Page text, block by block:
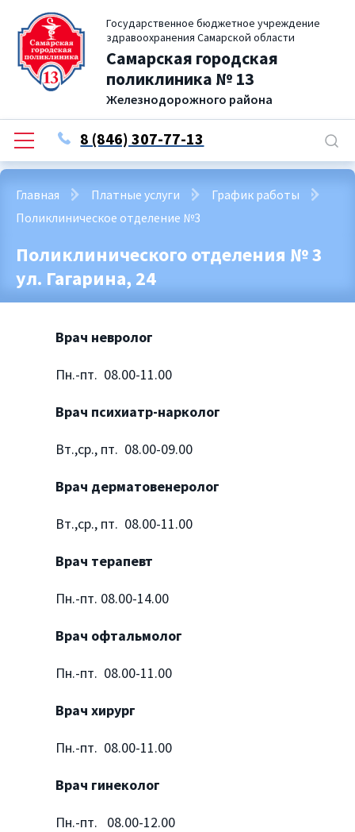
Государственное бюджетное учреждение
здравоохранения Самарской области
Самарская городская
поликлиника № 13
Железнодорожного района
8 (846) 307-77-13
Главная Платные услуги
График работы
Поликлиническое отделение №3
Поликлинического отделения № 3
ул. Гагарина, 24
Врач невролог
Пн.-пт. 08.00-11.00
Врач психиатр-нарколог
Вт.,ср., пт. 08.00-09.00
Врач дерматовенеролог
Вт.,ср., пт. 08.00-11.00
Врач терапевт
Пн.-пт. 08.00-14.00
Врач офтальмолог
Пн.-пт. 08.00-11.00
Врач хирург
Пн.-пт. 08.00-11.00
Врач гинеколог
Пн.-пт. 08.00-12.00